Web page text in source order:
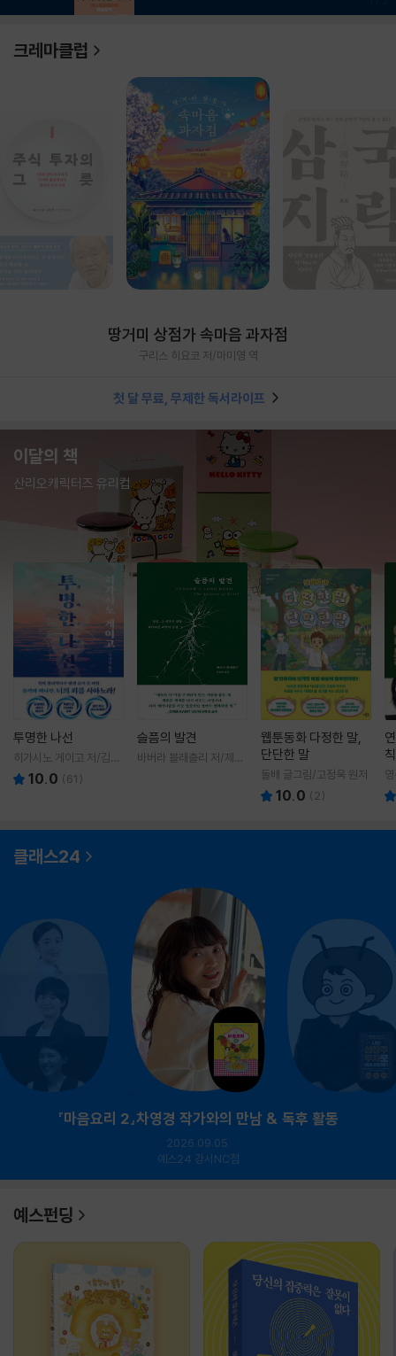
크레마클럽
땅거미 상점가 속마음 과자점
구리스 히요코 저/마미영 역
첫 달 무료, 무제한 독서라이프
이달의 책
산리오캐릭터즈 유리컵
투명한 나선
히가시노 게이고 저/김선
영 역10.0 (61 )
슬픔의 발견
바버라 블래츨리 저/제효
웹툰동화 다정한 말,
단단한 말
돌배 글그림/고정욱 원저
10.0 ( 2)
칙
클래스24
『마음요리 2』차영경 작가와의 만남 & 독후 활동
2026.09.05.
예스24 강서NC점
예스펀딩